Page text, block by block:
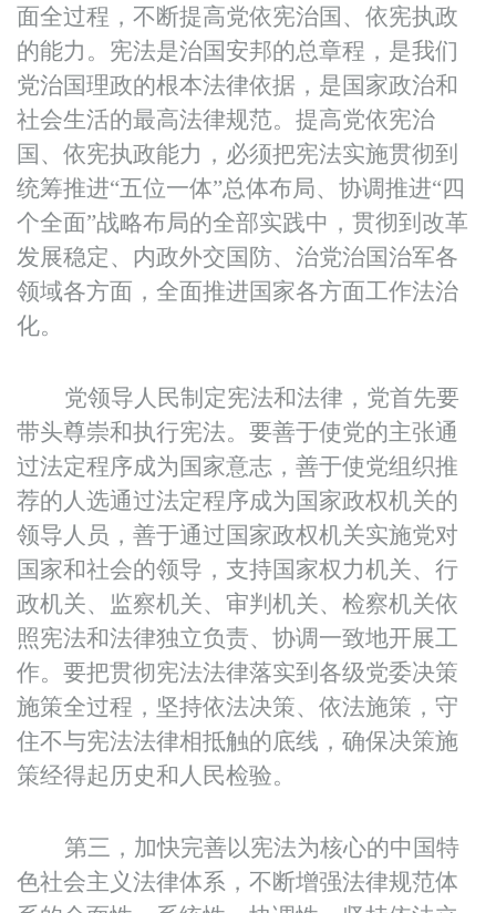
面全过程，不断提高党依宪治国、依宪执政
的能力。宪法是治国安邦的总章程，是我们
党治国理政的根本法律依据，是国家政治和
社会生活的最高法律规范。提高党依宪治
国、依宪执政能力，必须把宪法实施贯彻到
统筹推进“五位一体”总体布局、协调推进“四
个全面”战略布局的全部实践中，贯彻到改革
发展稳定、内政外交国防、治党治国治军各
领域各方面，全面推进国家各方面工作法治
化。
党领导人民制定宪法和法律，党首先要
带头尊崇和执行宪法。要善于使党的主张通
过法定程序成为国家意志，善于使党组织推
荐的人选通过法定程序成为国家政权机关的
领导人员，善于通过国家政权机关实施党对
国家和社会的领导，支持国家权力机关、行
政机关、监察机关、审判机关、检察机关依
照宪法和法律独立负责、协调一致地开展工
作。要把贯彻宪法法律落实到各级党委决策
施策全过程，坚持依法决策、依法施策，守
住不与宪法法律相抵触的底线，确保决策施
策经得起历史和人民检验。
第三，加快完善以宪法为核心的中国特
色社会主义法律体系，不断增强法律规范体